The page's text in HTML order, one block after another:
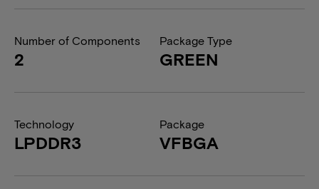
Number of Components
2
Package Type
GREEN
Technology
LPDDR3
Package
VFBGA